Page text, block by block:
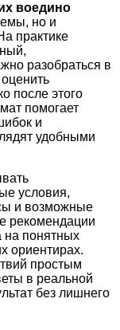
воедино
но и
практике
разобраться в
после этого
помогает
и
удобными
условия,
и возможные
рекомендации
на понятных
ориентирах.
простым
в реальной
без лишнего